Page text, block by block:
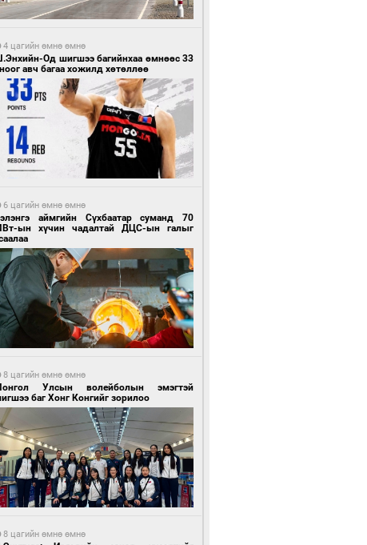
4 цагийн өмнө өмнө
Од шигшээ багийнхаа өмнөөс 33
авч багаа хожилд хөтөллөө
6 цагийн өмнө өмнө
аймгийн Сүхбаатар суманд 70
ын хүчин чадалтай ДЦС-ын галыг
8 цагийн өмнө өмнө
Улсын волейболын эмэгтэй
баг Хонг Конгийг зорилоо
8 цагийн өмнө өмнө